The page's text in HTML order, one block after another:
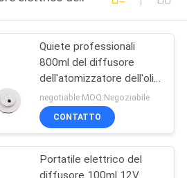
del
dell'aroma
diffusore
51
Quiete professionali
800ml del diffusore
dell'atomizzatore dell'olio
essenziale di WIFI con la
serratura del fan
negotiable MOQ:Negoziabile
CONTATTO
Portatile elettrico del
diffusore 100ml 12V